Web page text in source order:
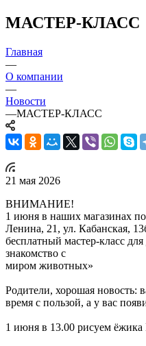
МАСТЕР-КЛАСС
Главная
—
О компании
—
Новости
—МАСТЕР-КЛАСС
21 мая 2026
ВНИМАНИЕ!
1 июня в наших магазинах
Ленина, 21, ул. Кабанская,
бесплатный мастер-класс
знакомство с
миром животных»
Родители, хорошая новость:
время с пользой, а у вас
1 июня в 13.00 рисуем